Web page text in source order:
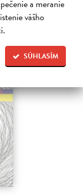
a meranie
vášho
SÚHLASÍM